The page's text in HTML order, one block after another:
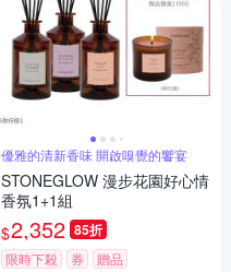
優雅的清新香味 開啟嗅覺的饗宴
STONEGLOW 漫步花園好心情
香氛1+1組
$2,352 85折
限時下殺 券 贈品